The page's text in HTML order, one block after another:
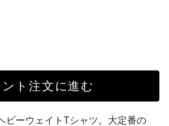
ント注文に進む
ビーウェイトTシャツ。大定番の